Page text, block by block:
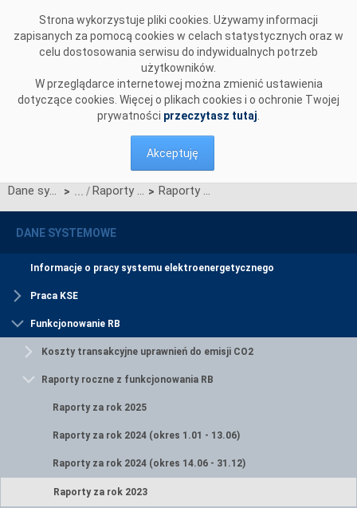
Strona wykorzystuje pliki cookies. Używamy informacji
zapisanych za pomocą cookies w celach statystycznych oraz w
celu dostosowania serwisu do indywidualnych potrzeb
użytkowników.
W przeglądarce internetowej można zmienić ustawienia
dotyczące cookies. Więcej o plikach cookies i o ochronie Twojej
prywatności przeczytasz tutaj
Akceptuję
Dane systemowe > Raporty roczne z funkcjonowania RB > Raporty za rok 2023
DANE SYSTEMOWE
Informacje o pracy systemu elektroenergetycznego
Praca KSE
Funkcjonowanie RB
Koszty transakcyjne uprawnień do emisji CO2
Raporty roczne z funkcjonowania RB
Raporty za rok 2025
Raporty za rok 2024 (okres 1.01 - 13.06)
Raporty za rok 2024 (okres 14.06 - 31.12)
Raporty za rok 2023